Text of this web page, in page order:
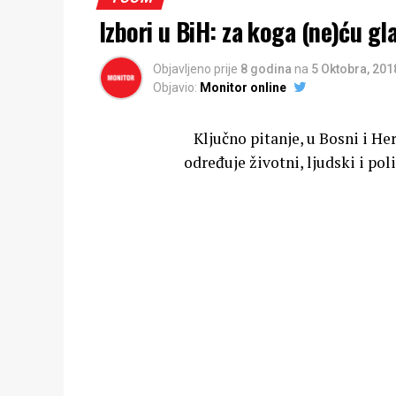
Izbori u BiH: za koga (ne)ću
Objavljeno prije 8 godina na 5 Oktobra,
Objavio: Monitor online
Ključno pitanje, u Bosni i
određuje životni, ljudski i